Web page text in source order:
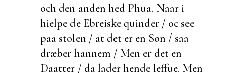
och den anden hed Phua. Naar i
hielpe de Ebreiske quinder / oc see
paa stolen / at det er en Søn / saa
dræber hannem / Men er det en
Daatter / da lader hende leffue. Men